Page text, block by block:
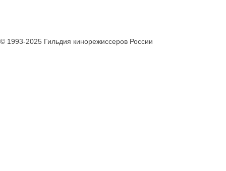
© 1993-2025 Гильдия кинорежиссеров России